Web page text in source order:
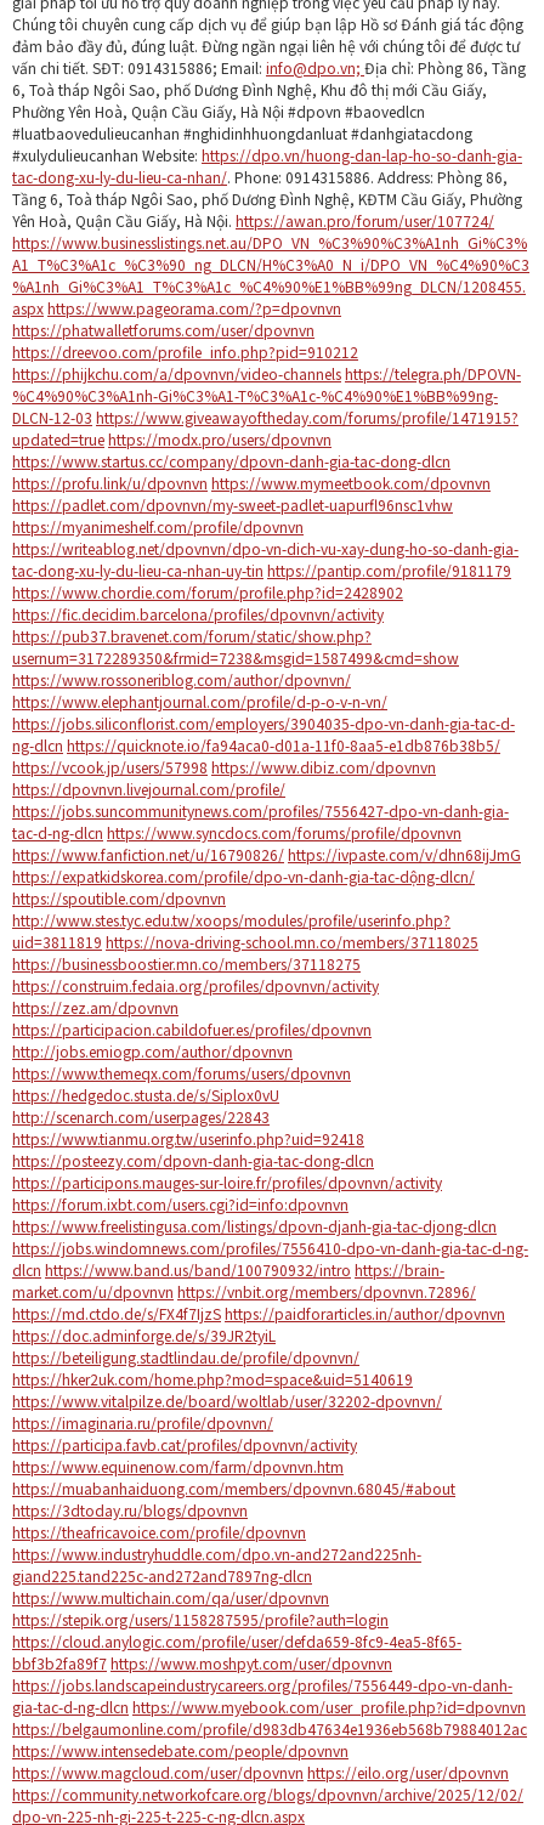
Chúng tôi chuyên cung cấp dịch vụ để giúp bạn lập Hồ sơ Đánh giá tác động
đảm bảo đầy đủ, đúng luật. Đừng ngần ngại liên hệ với chúng tôi để được tư
vấn chi tiết. SĐT: 0914315886; Email: info@dpo.vn; Địa chỉ: Phòng 86, Tầng
6, Toà tháp Ngôi Sao, phố Dương Đình Nghệ, Khu đô thị mới Cầu Giấy,
Phường Yên Hoà, Quận Cầu Giấy, Hà Nội #dpovn #baovedlcn
#luatbaovedulieucanhan #nghidinhhuongdanluat #danhgiatacdong
#xulydulieucanhan Website: https://dpo.vn/huong-dan-lap-ho-so-danh-gia-
tac-dong-xu-ly-du-lieu-ca-nhan/. Phone: 0914315886. Address: Phòng 86,
Tầng 6, Toà tháp Ngôi Sao, phố Dương Đình Nghệ, KĐTM Cầu Giấy, Phường
Yên Hoà, Quận Cầu Giấy, Hà Nội. https://awan.pro/forum/user/107724/
https://www.businesslistings.net.au/DPO_VN_%C3%90%C3%A1nh_Gi%C3%
A1_T%C3%A1c_%C3%90_ng_DLCN/H%C3%A0_N_i/DPO_VN_%C4%90%C3
%A1nh_Gi%C3%A1_T%C3%A1c_%C4%90%E1%BB%99ng_DLCN/1208455.
aspxhttps://www.pageorama.com/?p=dpovnvn
https://phatwalletforums.com/user/dpovnvn
https://dreevoo.com/profile_info.php?pid=910212
https://phijkchu.com/a/dpovnvn/video-channelshttps://telegra.ph/DPOVN-
%C4%90%C3%A1nh-Gi%C3%A1-T%C3%A1c-%C4%90%E1%BB%99ng-
DLCN-12-03 https://www.giveawayoftheday.com/forums/profile/1471915?
updated=truehttps://modx.pro/users/dpovnvn
https://www.startus.cc/company/dpovn-danh-gia-tac-dong-dlcn
https://profu.link/u/dpovnvn https://www.mymeetbook.com/dpovnvn
https://padlet.com/dpovnvn/my-sweet-padlet-uapurfl96nsc1vhw
https://myanimeshelf.com/profile/dpovnvn
https://writeablog.net/dpovnvn/dpo-vn-dich-vu-xay-dung-ho-so-danh-gia-
tac-dong-xu-ly-du-lieu-ca-nhan-uy-tin https://pantip.com/profile/9181179
https://www.chordie.com/forum/profile.php?id=2428902
https://fic.decidim.barcelona/profiles/dpovnvn/activity
https://pub37.bravenet.com/forum/static/show.php?
usernum=3172289350&frmid=7238&msgid=1587499&cmd=show
https://www.rossoneriblog.com/author/dpovnvn/
https://www.elephantjournal.com/profile/d-p-o-v-n-vn/
https://jobs.siliconflorist.com/employers/3904035-dpo-vn-danh-gia-tac-d-
ng-dlcn https://quicknote.io/fa94aca0-d01a-11f0-8aa5-e1db876b38b5/
https://vcook.jp/users/57998 https://www.dibiz.com/dpovnvn
https://dpovnvn.livejournal.com/profile/
https://jobs.suncommunitynews.com/profiles/7556427-dpo-vn-danh-gia-
tac-d-ng-dlcn https://www.syncdocs.com/forums/profile/dpovnvn
https://www.fanfiction.net/u/16790826/https://ivpaste.com/v/dhn68ijJmG
https://expatkidskorea.com/profile/dpo-vn-danh-gia-tac-dộng-dlcn/
https://spoutible.com/dpovnvn
http://www.stes.tyc.edu.tw/xoops/modules/profile/userinfo.php?
uid=3811819 https://nova-driving-school.mn.co/members/37118025
https://businessboostier.mn.co/members/37118275
https://construim.fedaia.org/profiles/dpovnvn/activity
https://zez.am/dpovnvn
https://participacion.cabildofuer.es/profiles/dpovnvn
http://jobs.emiogp.com/author/dpovnvn
https://www.themeqx.com/forums/users/dpovnvn
https://hedgedoc.stusta.de/s/Siplox0vU
http://scenarch.com/userpages/22843
https://www.tianmu.org.tw/userinfo.php?uid=92418
https://posteezy.com/dpovn-danh-gia-tac-dong-dlcn
https://participons.mauges-sur-loire.fr/profiles/dpovnvn/activity
https://forum.ixbt.com/users.cgi?id=info:dpovnvn
https://www.freelistingusa.com/listings/dpovn-djanh-gia-tac-djong-dlcn
https://jobs.windomnews.com/profiles/7556410-dpo-vn-danh-gia-tac-d-ng-
dlcn https://www.band.us/band/100790932/intro https://brain-
market.com/u/dpovnvn https://vnbit.org/members/dpovnvn.72896/
https://md.ctdo.de/s/FX4f7IjzShttps://paidforarticles.in/author/dpovnvn
https://doc.adminforge.de/s/39JR2tyiL
https://beteiligung.stadtlindau.de/profile/dpovnvn/
https://hker2uk.com/home.php?mod=space&uid=5140619
https://www.vitalpilze.de/board/woltlab/user/32202-dpovnvn/
https://imaginaria.ru/profile/dpovnvn/
https://participa.favb.cat/profiles/dpovnvn/activity
https://www.equinenow.com/farm/dpovnvn.htm
https://muabanhaiduong.com/members/dpovnvn.68045/#about
https://3dtoday.ru/blogs/dpovnvn
https://theafricavoice.com/profile/dpovnvn
https://www.industryhuddle.com/dpo.vn-and272and225nh-
giand225.tand225c-and272and7897ng-dlcn
https://www.multichain.com/qa/user/dpovnvn
https://stepik.org/users/1158287595/profile?auth=login
https://cloud.anylogic.com/profile/user/defda659-8fc9-4ea5-8f65-
bbf3b2fa89f7https://www.moshpyt.com/user/dpovnvn
https://jobs.landscapeindustrycareers.org/profiles/7556449-dpo-vn-danh-
gia-tac-d-ng-dlcn https://www.myebook.com/user_profile.php?id=dpovnvn
https://belgaumonline.com/profile/d983db47634e1936eb568b79884012ac
https://www.intensedebate.com/people/dpovnvn
https://www.magcloud.com/user/dpovnvn https://eilo.org/user/dpovnvn
https://community.networkofcare.org/blogs/dpovnvn/archive/2025/12/02/
dpo-vn-225-nh-gi-225-t-225-c-ng-dlcn.aspx